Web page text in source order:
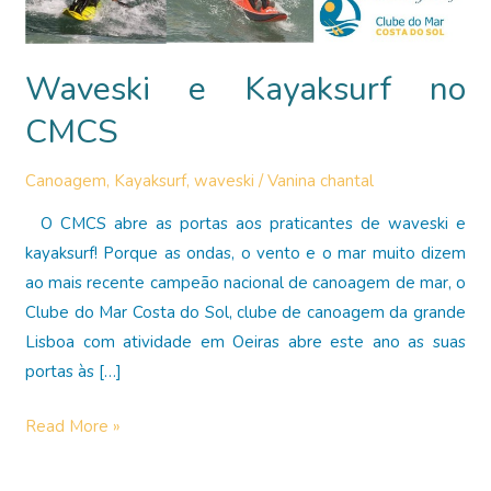
Waveski e Kayaksurf no
CMCS
Canoagem, Kayaksurf,waveski /Vanina chantal
O CMCS abre as portas aos praticantes de waveski e
kayaksurf! Porque as ondas, o vento e o mar muito dizem
ao mais recente campeão nacional de canoagem de mar, o
Clube do Mar Costa do Sol, clube de canoagem da grande
Lisboa com atividade em Oeiras abre este ano as suas
portas às […]
Waveski
Read More »